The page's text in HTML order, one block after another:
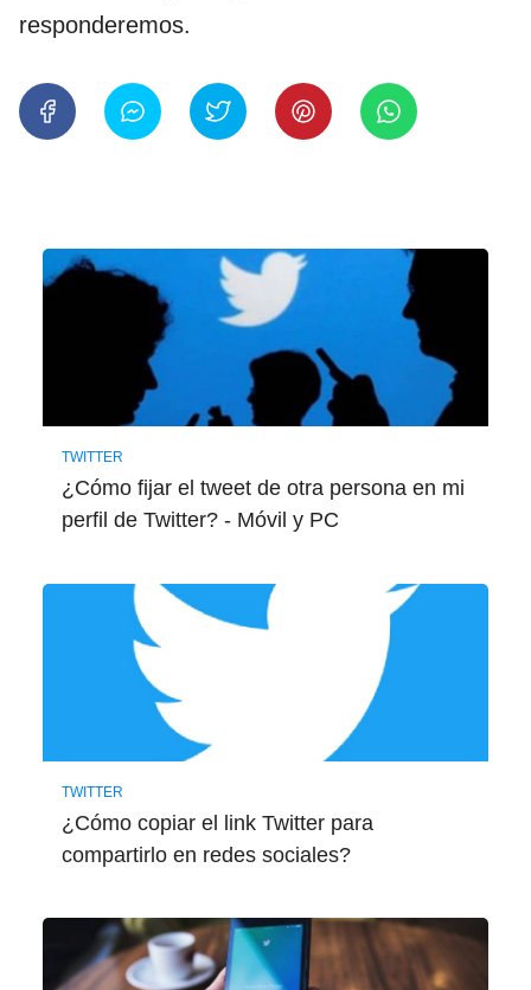
responderemos.
TWITTER
¿Cómo fijar el tweet de otra persona en mi
perfil de Twitter? - Móvil y PC
TWITTER
¿Cómo copiar el link Twitter para
compartirlo en redes sociales?